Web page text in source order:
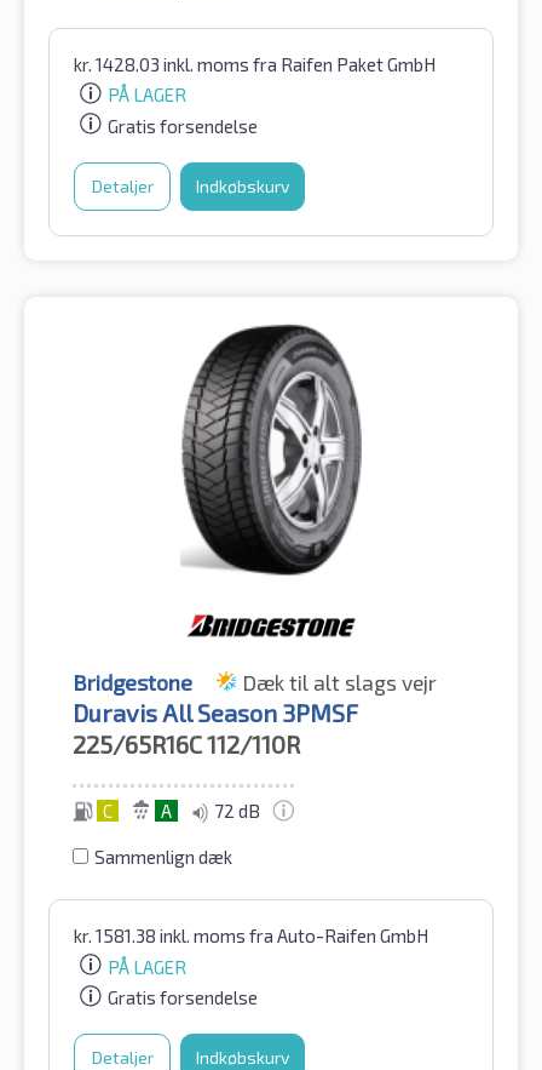
kr. 1428.03 inkl. moms fra Raifen Paket GmbH
PÅ LAGER
Gratis forsendelse
Detaljer Indkøbskurv
Bridgestone Dæk til alt slags vejr
Duravis All Season 3PMSF
225/65R16C112/110R
C A 72 dB
Sammenlign dæk
kr. 1581.38 inkl. moms fra Auto-Raifen GmbH
PÅ LAGER
Gratis forsendelse
Detaljer Indkøbskurv